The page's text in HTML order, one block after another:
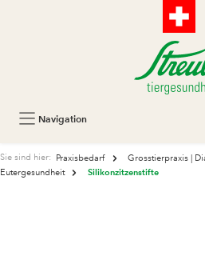
Navigation
Sie sind hier: Praxisbedarf
Grosstierpraxis |
Eutergesundheit
Silikonzitzenstifte